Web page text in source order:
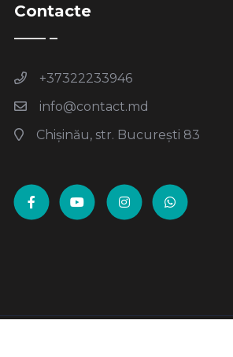
Contacte
+37322233946
info@contact.md
Chișinău, str. București 83